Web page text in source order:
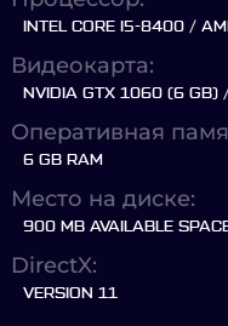
INTEL CORE I5-8400 /
Видеокарта:
NVIDIA GTX 1060 (6
Оперативная
6 GB RAM
Место на диске:
900 MB AVAILABLE
DirectX:
VERSION 11